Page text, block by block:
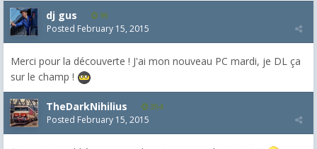
dj gus 95
Posted February 15, 2015
Merci pour la découverte ! J'ai mon nouveau PC mardi, je DL ça
sur le champ !
TheDarkNihilius 354
Posted February 15, 2015